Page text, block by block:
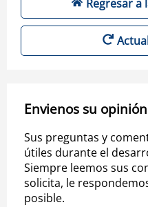
Regresar a
Envienos su opinión
Sus preguntas y
útiles durante el
Siempre leemos sus
solicita, le
posible.